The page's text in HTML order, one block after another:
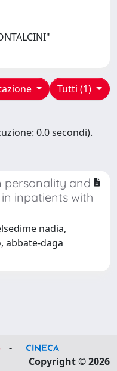
Tutti (1)
0.0 secondi).
personality and
inpatients with
nadia,
abbate-daga
-
Copyright © 2026